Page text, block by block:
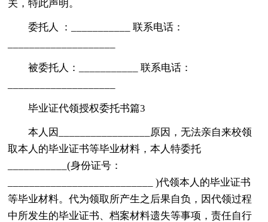
关，特此声明。
委托人 ：___________ 联系电话：
被委托人：___________ 联系电话：
毕业证代领授权委托书篇3
本人因_________________原因，无法亲自来校领
取本人的毕业证书等毕业材料，本人特委托
___________(身份证号：
___________________________ )代领本人的毕业证书
等毕业材料。代为领取所产生之后果自负，因代领过程
中所发生的毕业证书、档案材料遗失等事项，责任自行